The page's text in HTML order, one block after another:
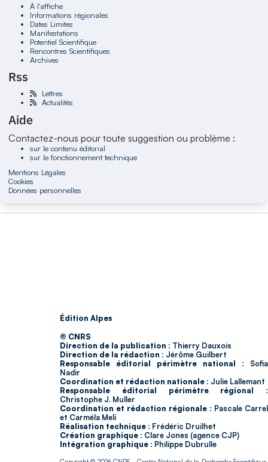
À l'affiche
Informations régionales
Dates Limites
Manifestations
Potentiel Scientifique
Rencontres Scientifiques
Archives
Rss
Lettres
Actualités
Aide
Contactez-nous pour toute suggestion ou problème :
sur le contenu éditorial
sur le fonctionnement technique
Mentions Légales
Cookies
Données personnelles
Édition Alpes
© CNRS
Direction de la publication : Thierry Dauxois
Direction de la rédaction : Jérôme Guilbert
Responsable éditorial périmètre national : Sofia
Nadir
Coordination et rédaction nationale : Julie Lallemant
Responsable éditorial périmètre régional :
Christophe J. Muller
Coordination et rédaction régionale : Pascale Carrel
et Carméla Meli
Réalisation technique : Frédéric Druilhet
Création graphique : Clare Jones (agence CJP)
Intégration graphique : Philippe Dubrulle